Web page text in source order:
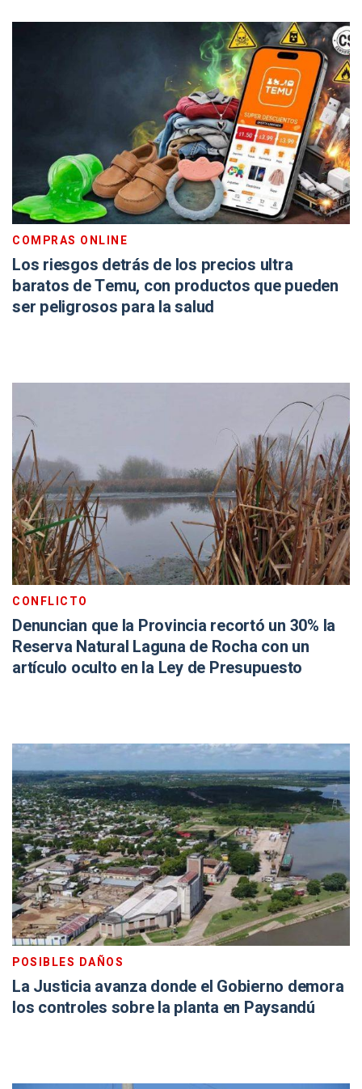
COMPRAS ONLINE
Los riesgos detrás de los precios ultra
baratos de Temu, con productos que pueden
ser peligrosos para la salud
CONFLICTO
Denuncian que la Provincia recortó un 30% la
Reserva Natural Laguna de Rocha con un
artículo oculto en la Ley de Presupuesto
POSIBLES DAÑOS
La Justicia avanza donde el Gobierno demora
los controles sobre la planta en Paysandú